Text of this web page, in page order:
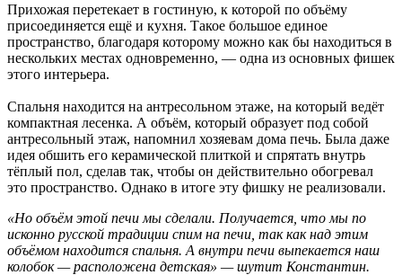
Прихожая перетекает в гостиную, к которой по объёму
присоединяется ещё и кухня. Такое большое единое
пространство, благодаря которому можно как бы находиться в
нескольких местах одновременно, — одна из основных фишек
этого интерьера.
Спальня находится на антресольном этаже, на который ведёт
компактная лесенка. А объём, который образует под собой
антресольный этаж, напомнил хозяевам дома печь. Была даже
идея обшить его керамической плиткой и спрятать внутрь
тёплый пол, сделав так, чтобы он действительно обогревал
это пространство. Однако в итоге эту фишку не реализовали.
«Но объём этой печи мы сделали. Получается, что мы по
исконно русской традиции спим на печи, так как над этим
объёмом находится спальня. А внутри печи выпекается наш
колобок — расположена детская» — шутит Константин.